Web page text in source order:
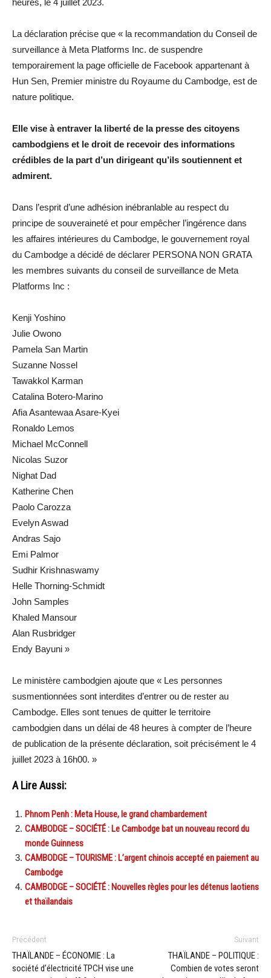
heures, le 4 juillet 2023.
La déclaration précise que « la recommandation du Conseil de
surveillance à Meta Platforms Inc. de suspendre
temporairement la page officielle de Facebook appartenant à
Hun Sen, Premier ministre du Royaume du Cambodge, est de
nature politique.
Elle vise à entraver la liberté de la presse des citoyens
cambodgiens et le droit de recevoir des informations
crédibles de la part d’un dirigeant qu’ils soutiennent et
admirent.
Dans l’esprit d’une adhésion inébranlable au respect du
principe de souveraineté et pour empêcher l’ingérence dans
les affaires intérieures du Cambodge, le gouvernement royal
du Cambodge a décidé de déclarer PERSONA NON GRATA
les membres suivants du conseil de surveillance de Meta
Platforms Inc :
Kenji Yoshino
Julie Owono
Pamela San Martin
Suzanne Nossel
Tawakkol Karman
Catalina Botero-Marino
Afia Asantewaa Asare-Kyei
Ronaldo Lemos
Michael McConnell
Nicolas Suzor
Nighat Dad
Katherine Chen
Paolo Carozza
Evelyn Aswad
Andras Sajo
Emi Palmor
Sudhir Krishnaswamy
Helle Thorning-Schmidt
John Samples
Khaled Mansour
Alan Rusbridger
Endy Bayuni »
Le ministère cambodgien ajoute que « Les personnes
susmentionnées sont interdites d’entrer ou de rester au
Cambodge. Elles sont tenues de quitter le territoire
cambodgien dans un délai de 48 heures à compter de l’heure
de publication de la présente déclaration, soit précisément le 4
juillet 2023 à 16h00. »
A Lire Aussi:
Phnom Penh : Meta House, le grand chambardement
CAMBODGE – SOCIÉTÉ : Le Cambodge bat un nouveau record du
monde Guinness
CAMBODGE – TOURISME : L’argent chinois accepté en paiement au
Cambodge
CAMBODGE – SOCIÉTÉ : Nouvelles règles pour les détenus laotiens
et thaïlandais
Précédent
THAÏLANDE – ÉCONOMIE : La
société d’électricité TPCH vise une
Suivant
THAÏLANDE – POLITIQUE :
Combien de votes seront